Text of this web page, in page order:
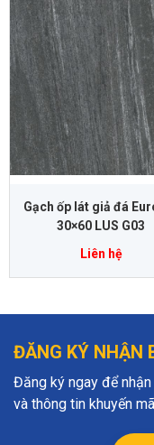
Gạch ốp lát giả đá
30×60 LUS G03
Liên hệ
ĐĂNG KÝ NHẬN
Đăng ký ngay để
và thông tin khuyến